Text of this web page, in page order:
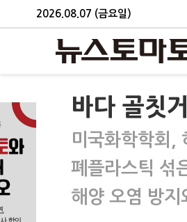
2026.08.07 (금요일)
바다 골칫
미국화학학회,
폐플라스틱 섞
해양 오염 방지